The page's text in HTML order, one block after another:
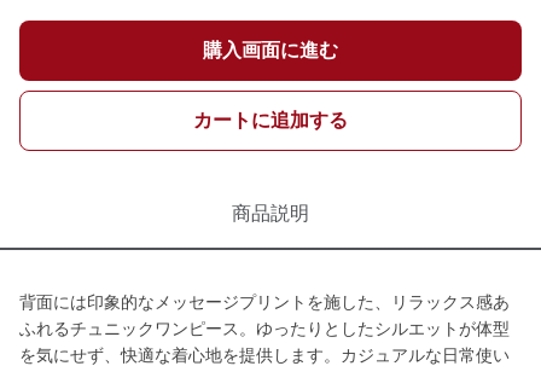
購入画面に進む
カートに追加する
商品説明
背面には印象的なメッセージプリントを施した、リラックス感あ
ふれるチュニックワンピース。ゆったりとしたシルエットが体型
を気にせず、快適な着心地を提供します。カジュアルな日常使い